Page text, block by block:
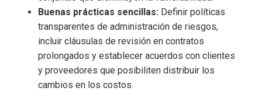
Buenas prácticas sencillas: Definir políticas
transparentes de administración de riesgos,
incluir cláusulas de revisión en contratos
prolongados y establecer acuerdos con clientes
y proveedores que posibiliten distribuir los
cambios en los costos.